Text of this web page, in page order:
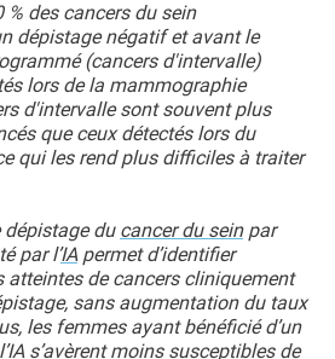
% des cancers du sein
dépistage négatif et avant le
(cancers d'intervalle)
lors de la mammographie
d'intervalle sont souvent plus
que ceux détectés lors du
qui les rend plus difficiles à traiter
dépistage du cancer du seinpar
par l’IApermet d’identifier
atteintes de cancers cliniquement
sans augmentation du taux
les femmes ayant bénéficié d’un
s’avèrent moins susceptibles de